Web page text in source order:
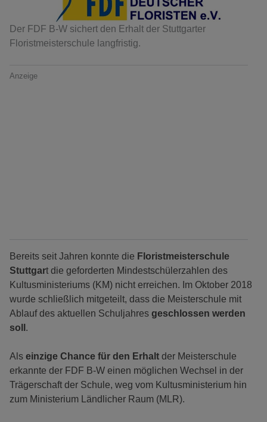
Der FDF B-W sichert den Erhalt der Stuttgarter
Floristmeisterschule langfristig.
Anzeige
Bereits seit Jahren konnte die Floristmeisterschule
Stuttgart die geforderten Mindestschülerzahlen des
Kultusministeriums (KM) nicht erreichen. Im Oktober 2018
wurde schließlich mitgeteilt, dass die Meisterschule mit
Ablauf des aktuellen Schuljahres geschlossen werden
soll .
Als einzige Chance für den Erhalt der Meisterschule
erkannte der FDF B-W einen möglichen Wechsel in der
Trägerschaft der Schule, weg vom Kultusministerium hin
zum Ministerium Ländlicher Raum (MLR).